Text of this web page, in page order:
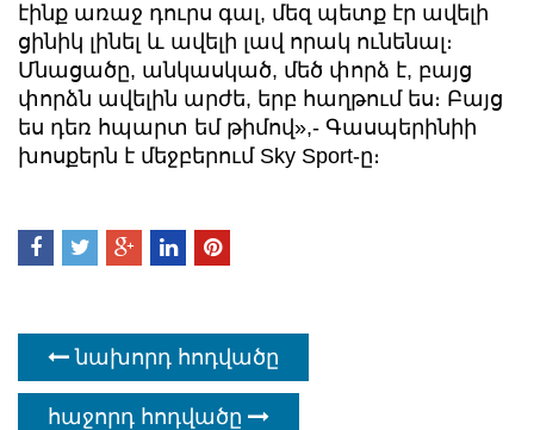
էինք առաջ դուրս գալ, մեզ պետք էր ավելի
ցինիկ լինել և ավելի լավ որակ ունենալ։
Մնացածը, անկասկած, մեծ փորձ է, բայց
փորձն ավելին արժե, երբ հաղթում ես։ Բայց
ես դեռ հպարտ եմ թիմով»,- Գասպերինիի
խոսքերն է մեջբերում Sky Sport-ը։
նախորդ հոդվածը
հաջորդ հոդվածը